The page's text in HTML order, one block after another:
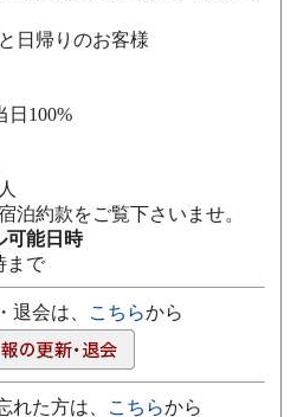
日帰りのお客様
日100%
泊約款をご覧下さいませ。
可能日時
まで
退会は、 こちらから
れた方は、 こちらから